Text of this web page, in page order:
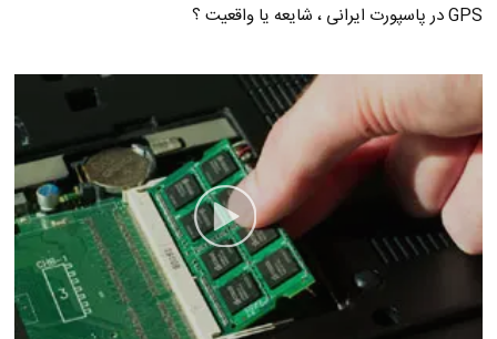
GPS در پاسپورت ایرانی ، شایعه یا واقعیت ؟